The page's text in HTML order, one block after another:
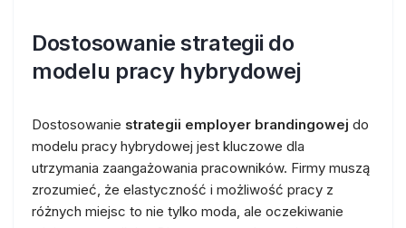
Dostosowanie strategii do
modelu pracy hybrydowej
Dostosowanie strategii employer brandingowej do
modelu pracy hybrydowej jest kluczowe dla
utrzymania zaangażowania pracowników. Firmy muszą
zrozumieć, że elastyczność i możliwość pracy z
różnych miejsc to nie tylko moda, ale oczekiwanie